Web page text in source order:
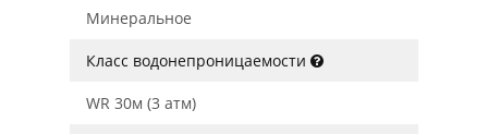
Минеральное
Класс водонепроницаемости
WR 30м (3 атм)